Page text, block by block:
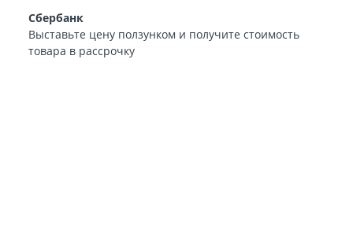
Сбербанк
Выставьте цену ползунком и получите стоимость
товара в рассрочку